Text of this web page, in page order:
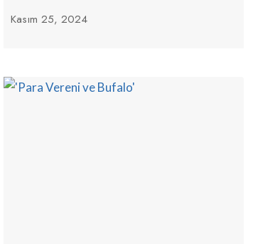
Kasım 25, 2024